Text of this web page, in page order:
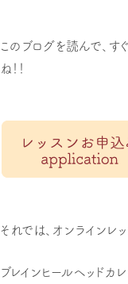
このブログを読んで、
ね！！
それでは、オンラインレ
ブレインヒールヘッド